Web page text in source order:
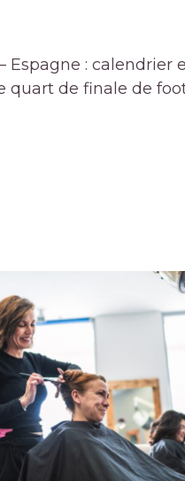
Espagne : calendrier
quart de finale de